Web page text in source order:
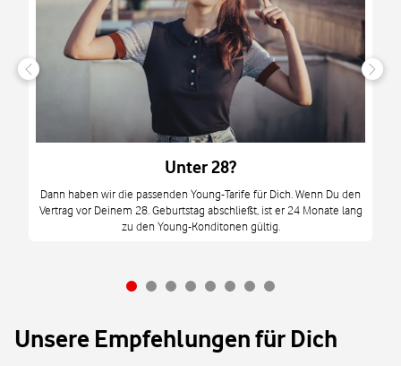
Unter 28?
Dann haben wir die passenden Young-Tarife für Dich. Wenn Du den
Vertrag vor Deinem 28. Geburtstag abschließt, ist er 24 Monate lang
zu den Young-Konditonen gültig.
Unsere Empfehlungen für Dich